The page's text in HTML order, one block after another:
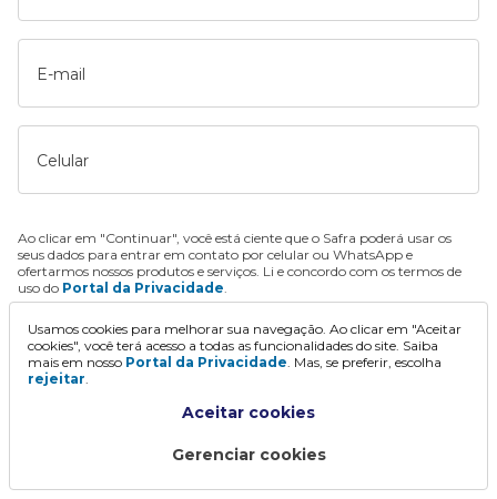
E-mail
Celular
Ao clicar em "Continuar", você está ciente que o Safra poderá usar os
seus dados para entrar em contato por celular ou WhatsApp e
ofertarmos nossos produtos e serviços. Li e concordo com os termos de
uso do Portal da Privacidade.
Continuar
Usamos cookies para melhorar sua navegação. Ao clicar em "Aceitar
cookies", você terá acesso a todas as funcionalidades do site. Saiba
mais em nosso Portal da Privacidade. Mas, se preferir, escolha
rejeitar.
Aceitar cookies
Gerenciar cookies